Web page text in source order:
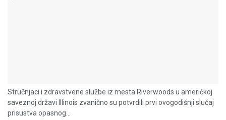
Stručnjaci i zdravstvene službe iz mesta Riverwoods u američkoj
saveznoj državi Illinois zvanično su potvrdili prvi ovogodišnji slučaj
prisustva opasnog...